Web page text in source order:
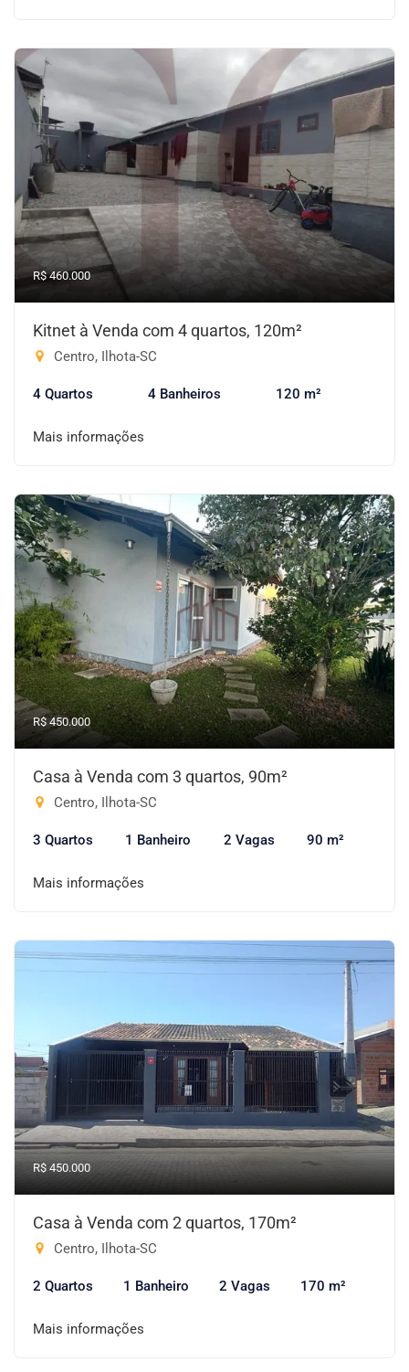
R$ 460.000
Kitnet à Venda com 4 quartos, 120m²
Centro, Ilhota-SC
4 Quartos 4 Banheiros 120 m²
Mais informações
R$ 450.000
Casa à Venda com 3 quartos, 90m²
Centro, Ilhota-SC
3 Quartos 1 Banheiro 2 Vagas 90 m²
Mais informações
R$ 450.000
Casa à Venda com 2 quartos, 170m²
Centro, Ilhota-SC
2 Quartos 1 Banheiro 2 Vagas 170 m²
Mais informações